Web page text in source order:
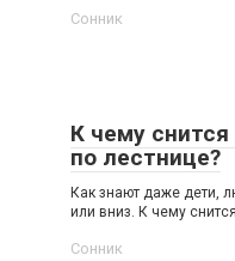
Сонник
К чему
по лестнице?
Как знают даже дети,
или вниз. К чему снится
Сонник